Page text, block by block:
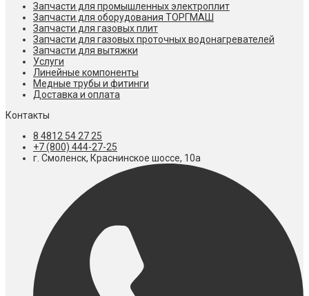
Запчасти для промышленных электроплит
Запчасти для оборудования ТОРГМАШ
Запчасти для газовых плит
Запчасти для газовых проточных водонагревателей
Запчасти для вытяжки
Услуги
Линейные компоненты
Медные трубы и фитинги
Доставка и оплата
Контакты
8 4812 54 27 25
+7 (800) 444-27-25
г. Смоленск, Краснинское шоссе, 10а